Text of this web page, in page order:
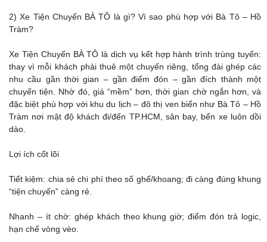
2) Xe Tiện Chuyến BÀ TÔ là gì? Vì sao phù hợp với Bà Tô – Hồ
Tràm?
Xe Tiện Chuyến BÀ TÔ là dịch vụ kết hợp hành trình trùng tuyến:
thay vì mỗi khách phải thuê một chuyến riêng, tổng đài ghép các
nhu cầu gần thời gian – gần điểm đón – gần đích thành một
chuyến tiện. Nhờ đó, giá “mềm” hơn, thời gian chờ ngắn hơn, và
đặc biệt phù hợp với khu du lịch – đô thị ven biển như Bà Tô – Hồ
Tràm nơi mật độ khách đi/đến TP.HCM, sân bay, bến xe luôn dồi
dào.
Lợi ích cốt lõi
Tiết kiệm: chia sẻ chi phí theo số ghế/khoang; đi càng đúng khung
“tiện chuyến” càng rẻ.
Nhanh – ít chờ: ghép khách theo khung giờ; điểm đón trả logic,
hạn chế vòng vèo.